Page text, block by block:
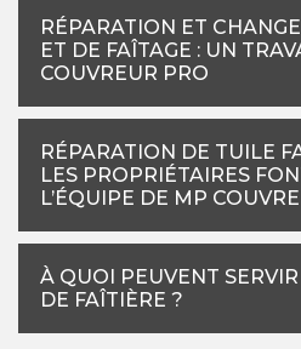
RÉPARATION ET
ET DE FAÎTAGE : UN
COUVREUR PRO
RÉPARATION DE TUILE
LES PROPRIÉTAIRES
L’ÉQUIPE DE MP
À QUOI PEUVENT
DE FAÎTIÈRE ?